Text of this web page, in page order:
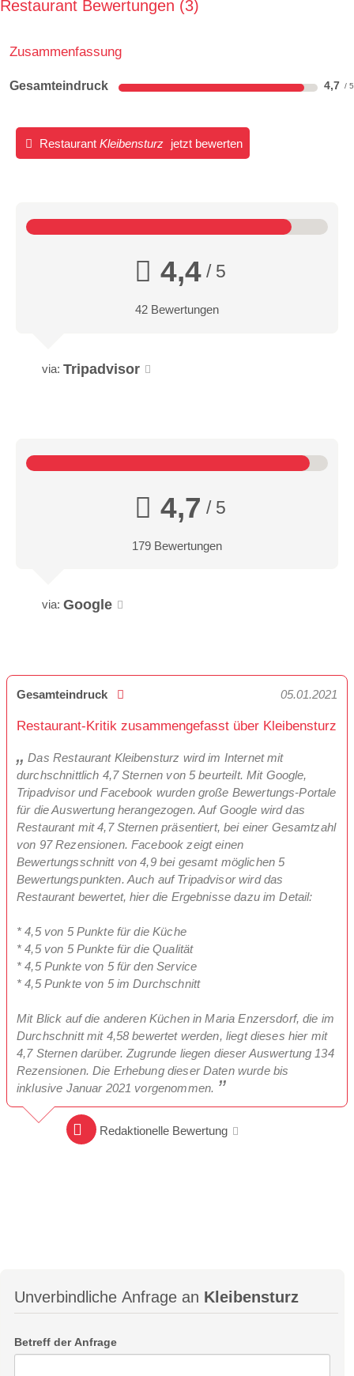
Restaurant Bewertungen 3
Zusammenfassung
Gesamteindruck 4,7
Restaurant Kleibensturz jetzt bewerten
4,4/ 5
42 Bewertungen
via: Tripadvisor
4,7 / 5
179 Bewertungen
via: Google
Gesamteindruck 05.01.2021
Restaurant-Kritik zusammengefasst über Kleibensturz
Das Restaurant Kleibensturz wird im Internet mit
durchschnittlich 4,7 Sternen von 5 beurteilt. Mit Google,
Tripadvisor und Facebook wurden große Bewertungs-Portale
für die Auswertung herangezogen. Auf Google wird das
Restaurant mit 4,7 Sternen präsentiert, bei einer Gesamtzahl
von 97 Rezensionen. Facebook zeigt einen
Bewertungsschnitt von 4,9 bei gesamt möglichen 5
Bewertungspunkten. Auch auf Tripadvisor wird das
Restaurant bewertet, hier die Ergebnisse dazu im Detail:
* 4,5 von 5 Punkte für die Küche
* 4,5 von 5 Punkte für die Qualität
* 4,5 Punkte von 5 für den Service
* 4,5 Punkte von 5 im Durchschnitt
Mit Blick auf die anderen Küchen in Maria Enzersdorf, die im
Durchschnitt mit 4,58 bewertet werden, liegt dieses hier mit
4,7 Sternen darüber. Zugrunde liegen dieser Auswertung 134
Rezensionen. Die Erhebung dieser Daten wurde bis
inklusive Januar 2021 vorgenommen.
Redaktionelle Bewertung
Unverbindliche Anfrage an Kleibensturz
Betreff der Anfrage